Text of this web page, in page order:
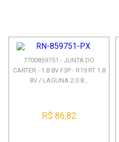
7700859751 - JUNTA DO
CARTER - 1.8 8V F3P - R19 RT 1.8
8V / LAGUNA 2.0 8...
R$ 86,82